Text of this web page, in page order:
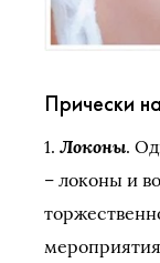
Прически
1. Локоны.
– локоны и